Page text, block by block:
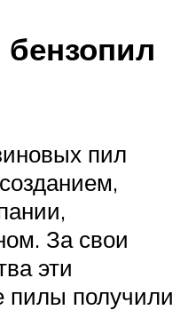
пил
За свои
эти
пилы получили